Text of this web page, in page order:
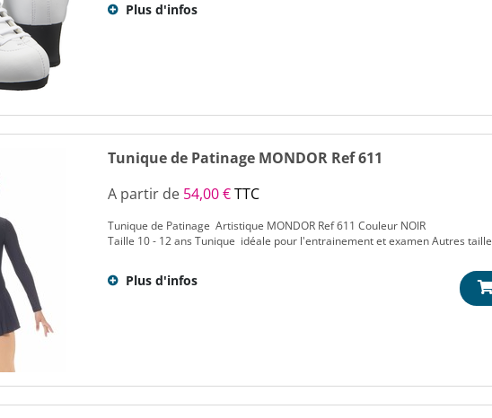
Plus d'infos
Tunique de Patinage MONDOR Ref 611
A partir de 54,00 €TTC
Tunique de Patinage Artistique MONDOR Ref 611 Couleur NOIR
Taille 10 - 12 ans Tunique idéale pour l'entrainement et examen Autres
Plus d'infos